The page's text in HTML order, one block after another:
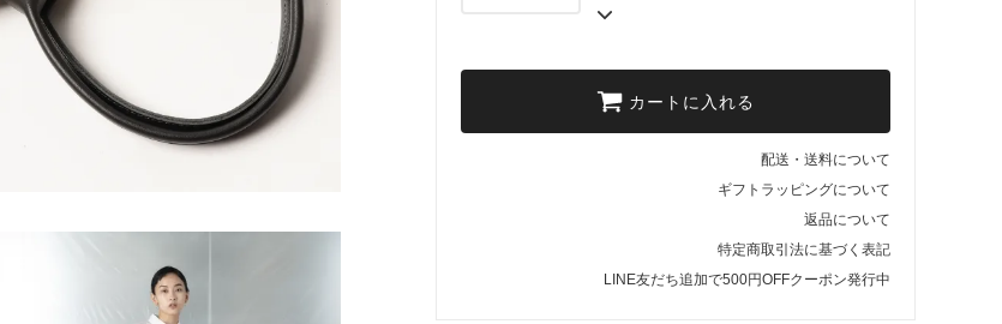
カートに入れる
配送・送料について
ギフトラッピングについて
返品について
特定商取引法に基づく表記
LINE友だち追加で500円OFFクーポン発行中